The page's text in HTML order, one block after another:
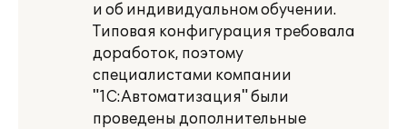
и об индивидуальном обучении.
Типовая конфигурация требовала
доработок, поэтому
специалистами компании
"1С:Автоматизация" были
проведены дополнительные